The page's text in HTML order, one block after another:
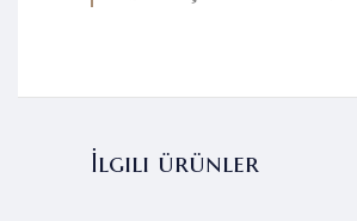
İlgili ürünler